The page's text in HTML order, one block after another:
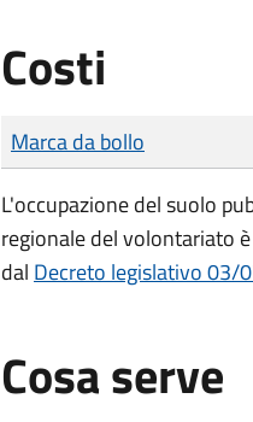
Costi
Tipo di pagamento
Importo
Marca da bollo
L'occupazione del suolo
regionale del volontariato
dal Decreto legislativo 03/
Cosa serve